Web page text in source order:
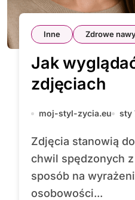
Inne Zdrowe
Jak
zdjęciach
moj-styl-zycia.eu sty
Zdjęcia stanowią doskonałą pamiątkę
chwil spędzonych
sposób na
osobowości...